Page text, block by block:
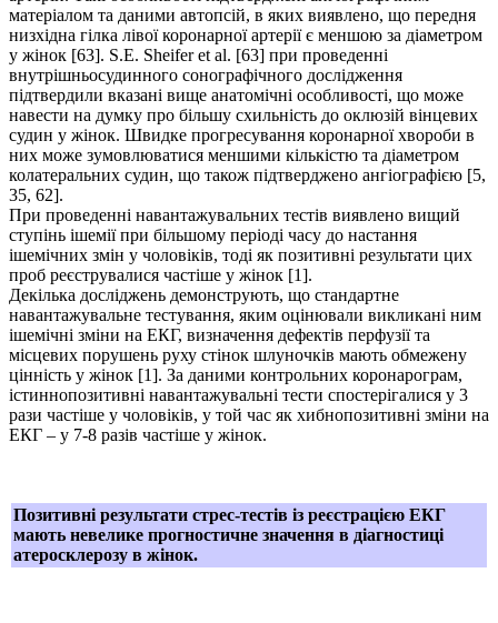
матеріалом та даними автопсій, в яких виявлено, що передня
низхідна гілка лівої коронарної артерії є меншою за діаметром
у жінок [63]. S.E. Sheifer et al. [63] при проведенні
внутрішньосудинного сонографічного дослідження
підтвердили вказані вище анатомічні особливості, що може
навести на думку про більшу схильність до оклюзій вінцевих
судин у жінок. Швидке прогресування коронарної хвороби в
них може зумовлюватися меншими кількістю та діаметром
колатеральних судин, що також підтверджено ангіографією [5,
35, 62].
При проведенні навантажувальних тестів виявлено вищий
ступінь ішемії при більшому періоді часу до настання
ішемічних змін у чоловіків, тоді як позитивні результати цих
проб реєструвалися частіше у жінок [1].
Декілька досліджень демонструють, що стандартне
навантажувальне тестування, яким оцінювали викликані ним
ішемічні зміни на ЕКГ, визначення дефектів перфузії та
місцевих порушень руху стінок шлуночків мають обмежену
цінність у жінок [1]. За даними контрольних коронарограм,
істиннопозитивні навантажувальні тести спостерігалися у 3
рази частіше у чоловіків, у той час як хибнопозитивні зміни на
ЕКГ – у 7-8 разів частіше у жінок.
Позитивні результати стрес-тестів із реєстрацією ЕКГ
мають невелике прогностичне значення в діагностиці
атеросклерозу в жінок.